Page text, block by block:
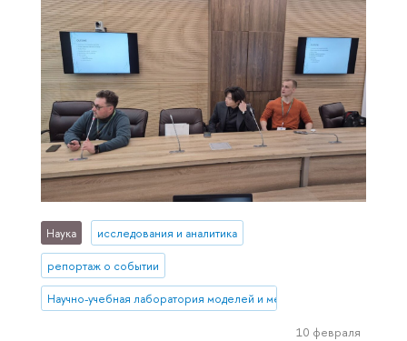
Наука исследования и аналитика
репортаж о событии
Научно-учебная лаборатория моделей и методов вычислительной
10 февраля